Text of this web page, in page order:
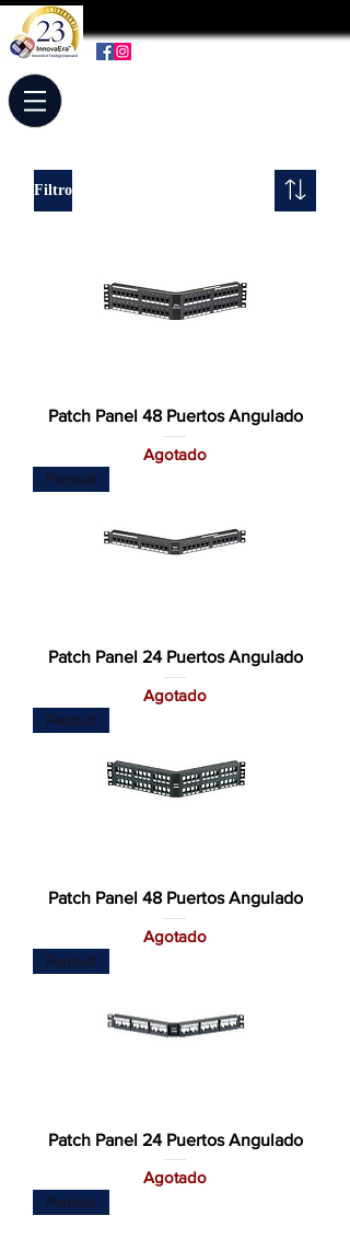
Filtro
Patch Panel 48 Puertos Angulado
Agotado
Panduit
Patch Panel 24 Puertos Angulado
Agotado
Panduit
Patch Panel 48 Puertos Angulado
Agotado
Panduit
Patch Panel 24 Puertos Angulado
Agotado
Panduit